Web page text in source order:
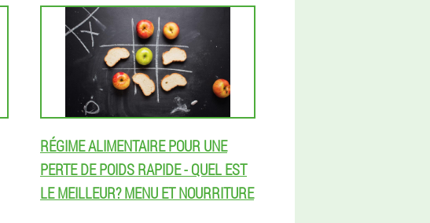
RÉGIME ALIMENTAIRE POUR UNE
PERTE DE POIDS RAPIDE - QUEL EST
LE MEILLEUR? MENU ET NOURRITURE